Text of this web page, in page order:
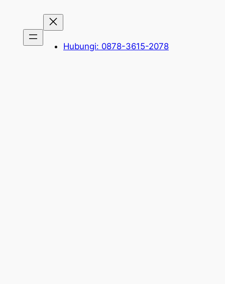
Hubungi: 0878-3615-2078